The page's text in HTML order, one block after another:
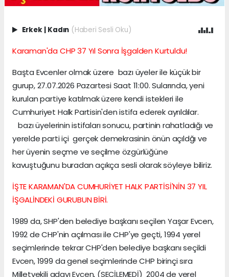
Erkek | Kadın (Haberi Sesli Oku)
Karaman'da CHP 37 Yıl Sonra İşgalden Kurtuldu!
Başta Evcenler olmak üzere bazı üyeler ile küçük bir
gurup, 27.07.2026 Pazartesi Saat 11:00. Sularında, yeni
kurulan partiye katılmak üzere kendi istekleri ile
Cumhuriyet Halk Partisin'den istifa ederek ayrıldılar.
bazı üyelerinin istifaları sonucu, partinin rahatladığı ve
yerelde parti içi gerçek demekrasinin önün açıldğı ve
her üyenin seçme ve seçilme özgürlüğüne
kavuştuğunu buradan açıkça sesli olarak söyleye biliriz.
İŞTE KARAMAN'DA CUMHURİYET HALK PARTİSİ'NİN 37 YIL
İŞGALİNDEKİ GURUBUN BİRİ.
1989 da, SHP'den belediye başkanı seçilen Yaşar Evcen,
1992 de CHP'nin açılması ile CHP'ye geçti, 1994 yerel
seçimlerinde tekrar CHP'den belediye başkanı seçildi
Evcen, 1999 da genel seçimlerinde CHP birinçi sıra
Milletvekili adayı Evcen, (SEÇİLEMEDİ) 2004 de yerel